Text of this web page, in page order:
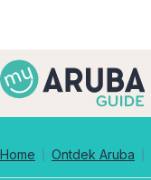
Home Ontdek Aruba